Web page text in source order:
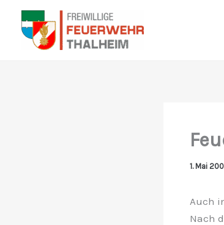
Zum
Inhalt
springen
1. Mai
Auch
Nach